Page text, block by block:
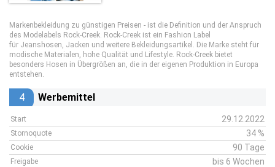
Markenbekleidung zu günstigen Preisen - ist die Definition und der Anspruch
des Modelabels Rock-Creek. Rock-Creek ist ein Fashion Label
für Jeanshosen, Jacken und weitere Bekleidungsartikel. Die Marke steht für
modische Materialen, hohe Qualität und Lifestyle. Rock-Creek bietet
besonders Hosen in Übergrößen an, die in der eigenen Produktion in Europa
entstehen.
4 Werbemittel
Start 29.12.2022
Stornoquote 34 %
Cookie 90 Tage
Freigabe bis 6 Wochen